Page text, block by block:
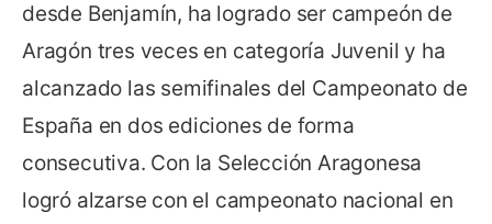
desde Benjamín, ha logrado ser campeón de
Aragón tres veces en categoría Juvenil y ha
alcanzado las semifinales del Campeonato de
España en dos ediciones de forma
consecutiva. Con la Selección Aragonesa
logró alzarse con el campeonato nacional en